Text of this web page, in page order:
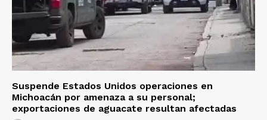
Suspende Estados Unidos operaciones en
Michoacán por amenaza a su personal;
exportaciones de aguacate resultan afectadas